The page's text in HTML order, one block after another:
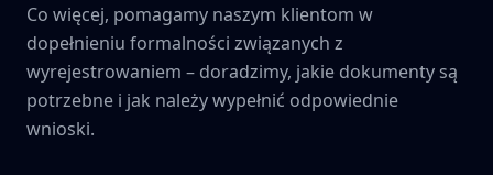
Co więcej, pomagamy naszym klientom w
dopełnieniu formalności związanych z
wyrejestrowaniem – doradzimy, jakie dokumenty są
potrzebne i jak należy wypełnić odpowiednie
wnioski.